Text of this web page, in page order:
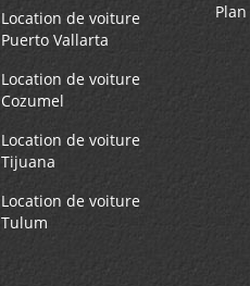
Location de voiture
Puerto Vallarta
Location de voiture
Cozumel
Location de voiture
Tijuana
Location de voiture
Tulum